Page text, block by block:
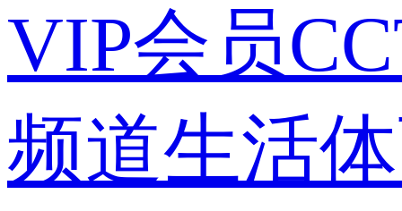
VIP会员
频道生活